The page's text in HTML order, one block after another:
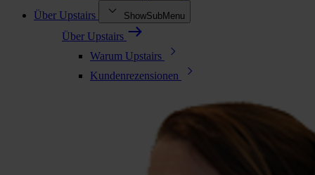
Über Upstairs
ShowSubMenu
Über Upstairs
Warum Upstairs
Kundenrezensionen